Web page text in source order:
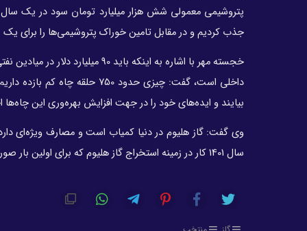
جذب کردیم و در مقابل تامین خوراک پتروشیمی‌ها را برای
داخلی است، گفت: چیزی حدود
بیایند و ایده‌های خود را در جهت افزایش بهره‌وری این چاه‌ها
وی گفت: گاز هلیوم در دنیا کمیاب است و مصارف ویژه‌ای
سال 1401 کار در زمینه استخراج گاز هلیوم که برای اولین بار صورت می‌گیرد را آغاز کنیم.